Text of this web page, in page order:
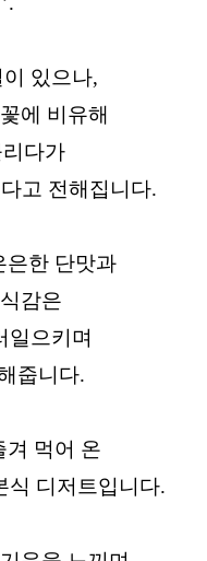
있으나,
에 비유해
리다가
고 전해집니다.
은한 단맛과
감은
일으키며
줍니다.
겨 먹어 온
식 디저트입니다.